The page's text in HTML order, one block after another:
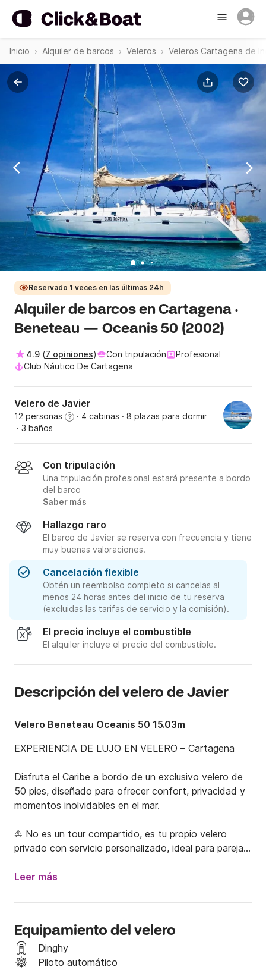
Inicio Alquiler de barcos Veleros Veleros Cartagena de
Reservado 1 veces en las últimas 24h
Alquiler de barcos en Cartagena ·
Beneteau — Oceanis 50 (2002)
4.9 (7 opiniones) Con tripulación
Profesional
Club Náutico De Cartagena
Velero de Javier
12 personas ? · 4 cabinas · 8 plazas para dormir
· 3 baños
Con tripulación
Una tripulación profesional estará presente a bordo
del barco
Saber más
Hallazgo raro
El barco de Javier se reserva con frecuencia y tiene
muy buenas valoraciones.
Cancelación flexible
Obtén un reembolso completo si cancelas al
menos 24 horas antes del inicio de tu reserva
(excluidas las tarifas de servicio y la comisión).
El precio incluye el combustible
El alquiler incluye el precio del combustible.
Descripción del velero de Javier
Velero Beneteau Oceanis 50 15.03m
EXPERIENCIA DE LUJO EN VELERO – Cartagena
Disfruta el Caribe a bordo de un exclusivo velero de
50 pies, diseñado para ofrecer confort, privacidad y
momentos inolvidables en el mar.
⛵ No es un tour compartido, es tu propio velero
privado con servicio personalizado, ideal para parejas,
✔ Desayuno, almuerzo y cena preparados a bordo
✔ Equipos de snorkel y aletas
✔ Tripulación profesional
✔ Espacios amplios y cómodos para relajarse
Leer más
Equipamiento del velero
Dinghy
Piloto automático